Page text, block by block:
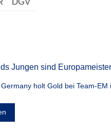
Jungen sind Europameister
holt Gold bei Team-EM